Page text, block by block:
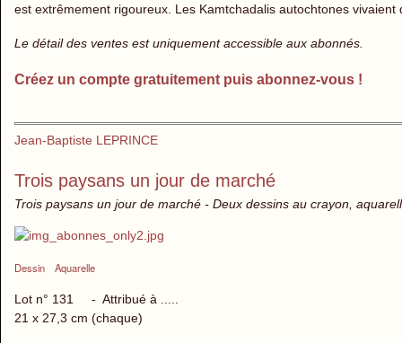
est extrêmement rigoureux. Les Kamtchadalis autochtones vivaient
Le détail des ventes est uniquement accessible aux abonnés.
Créez un compte gratuitement puis abonnez-vous !
Jean-Baptiste LEPRINCE
Trois paysans un jour de marché
Trois paysans un jour de marché - Deux dessins au crayon,
Dessin Aquarelle
Lot n° 131 - Attribué à .....
21 x 27,3 cm (chaque)